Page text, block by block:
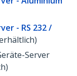
- RS 232 /
Server